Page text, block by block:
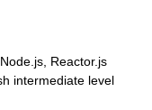
Reactor.js
intermediate level